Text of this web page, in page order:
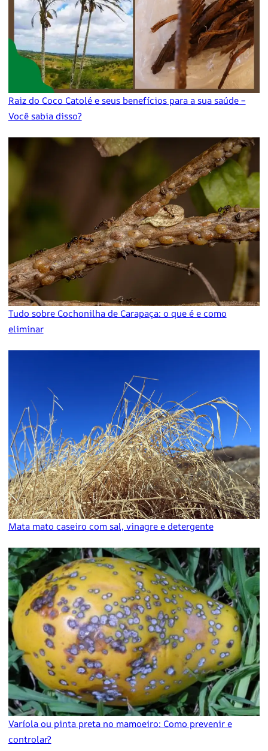
Raiz do Coco Catolé e seus benefícios para a sua saúde –
Você sabia disso?
Tudo sobre Cochonilha de Carapaça: o que é e como
eliminar
Mata mato caseiro com sal, vinagre e detergente
Varíola ou pinta preta no mamoeiro: Como prevenir e
controlar?